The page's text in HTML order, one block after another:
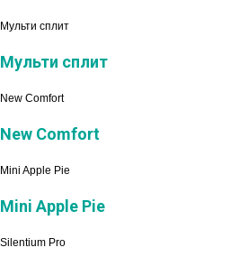
Мульти сплит
Мульти сплит
New Comfort
New Comfort
Mini Apple Pie
Mini Apple Pie
Silentium Pro